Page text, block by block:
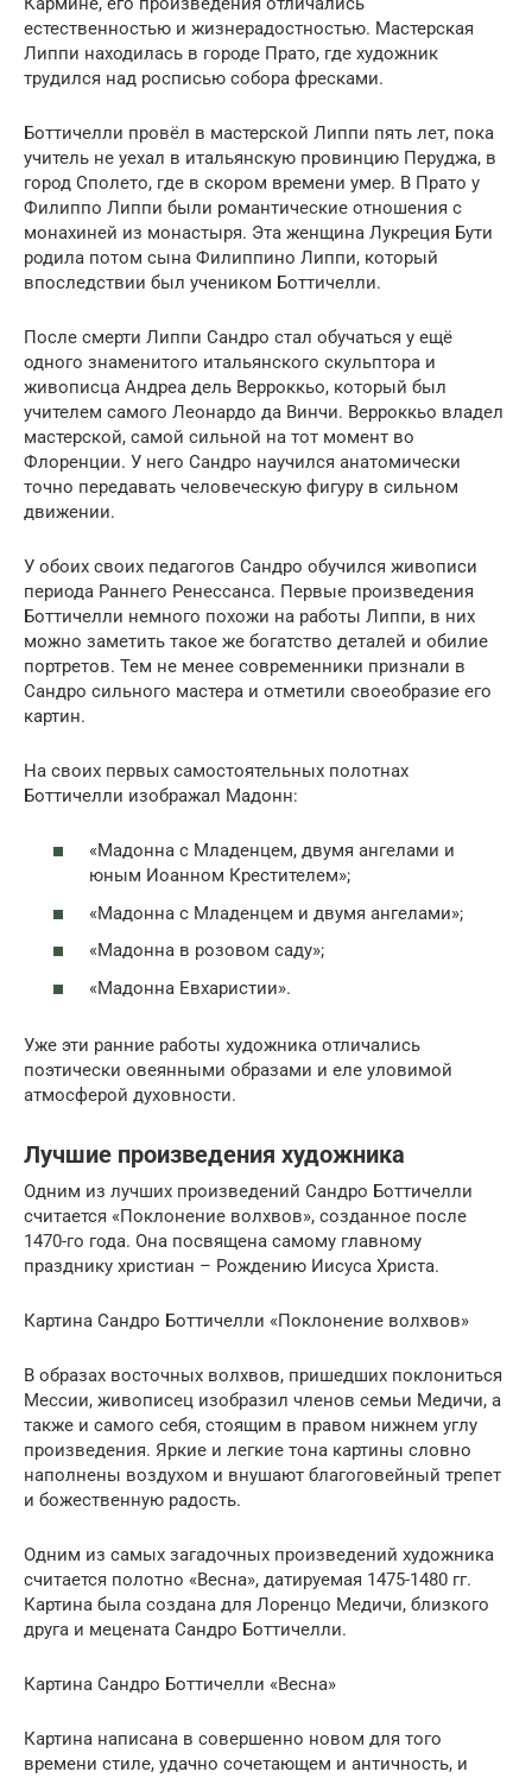
естественностью и жизнерадостностью. Мастерская
Липпи находилась в городе Прато, где художник
трудился над росписью собора фресками.
Боттичелли провёл в мастерской Липпи пять лет, пока
учитель не уехал в итальянскую провинцию Перуджа, в
город Сполето, где в скором времени умер. В Прато у
Филиппо Липпи были романтические отношения с
монахиней из монастыря. Эта женщина Лукреция Бути
родила потом сына Филиппино Липпи, который
впоследствии был учеником Боттичелли.
После смерти Липпи Сандро стал обучаться у ещё
одного знаменитого итальянского скульптора и
живописца Андреа дель Верроккьо, который был
учителем самого Леонардо да Винчи. Верроккьо владел
мастерской, самой сильной на тот момент во
Флоренции. У него Сандро научился анатомически
точно передавать человеческую фигуру в сильном
движении.
У обоих своих педагогов Сандро обучился живописи
периода Раннего Ренессанса. Первые произведения
Боттичелли немного похожи на работы Липпи, в них
можно заметить такое же богатство деталей и обилие
портретов. Тем не менее современники признали в
Сандро сильного мастера и отметили своеобразие его
картин.
На своих первых самостоятельных полотнах
Боттичелли изображал Мадонн:
«Мадонна с Младенцем, двумя ангелами и
юным Иоанном Крестителем»;
«Мадонна с Младенцем и двумя ангелами»;
«Мадонна в розовом саду»;
«Мадонна Евхаристии».
Уже эти ранние работы художника отличались
поэтически овеянными образами и еле уловимой
атмосферой духовности.
Лучшие произведения художника
Одним из лучших произведений Сандро Боттичелли
считается «Поклонение волхвов», созданное после
1470-го года. Она посвящена самому главному
празднику христиан – Рождению Иисуса Христа.
Картина Сандро Боттичелли «Поклонение волхвов»
В образах восточных волхвов, пришедших поклониться
Мессии, живописец изобразил членов семьи Медичи, а
также и самого себя, стоящим в правом нижнем углу
произведения. Яркие и легкие тона картины словно
наполнены воздухом и внушают благоговейный трепет
и божественную радость.
Одним из самых загадочных произведений художника
считается полотно «Весна», датируемая 1475-1480 гг.
Картина была создана для Лоренцо Медичи, близкого
друга и мецената Сандро Боттичелли.
Картина Сандро Боттичелли «Весна»
Картина написана в совершенно новом для того
времени стиле, удачно сочетающем и античность, и